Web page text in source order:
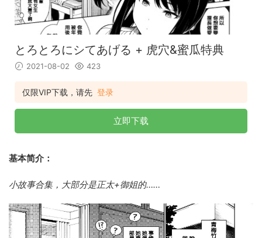
とろとろにシてあげる + 虎穴&蜜瓜特典
2021-08-02 423
仅限VIP下载，请先 登录
立即下载
基本简介：
小故事合集，大部分是正太+御姐的……